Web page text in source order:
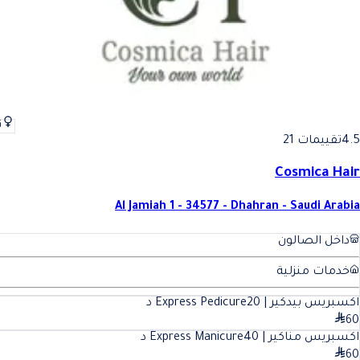
4.5تقييمات 21
Cosmica Hair
Al Jamiah 1 - 34577 - Dhahran - Saudi Arabia
داخل الصالون
خدمات منزلية
اكسبريس بيدكير | Express Pedicure 20
د
60
اكسبريس مناكير | Express Manicure 40
د
60